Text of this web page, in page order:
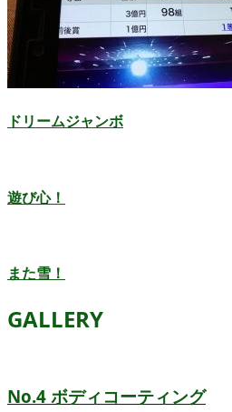
ドリームジャンボ
遊び心！
また雪！
GALLERY
No.4 ボディコーティング